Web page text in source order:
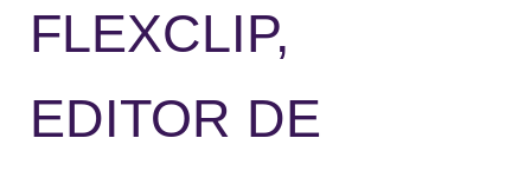
FLEXCLIP,
EDITOR DE